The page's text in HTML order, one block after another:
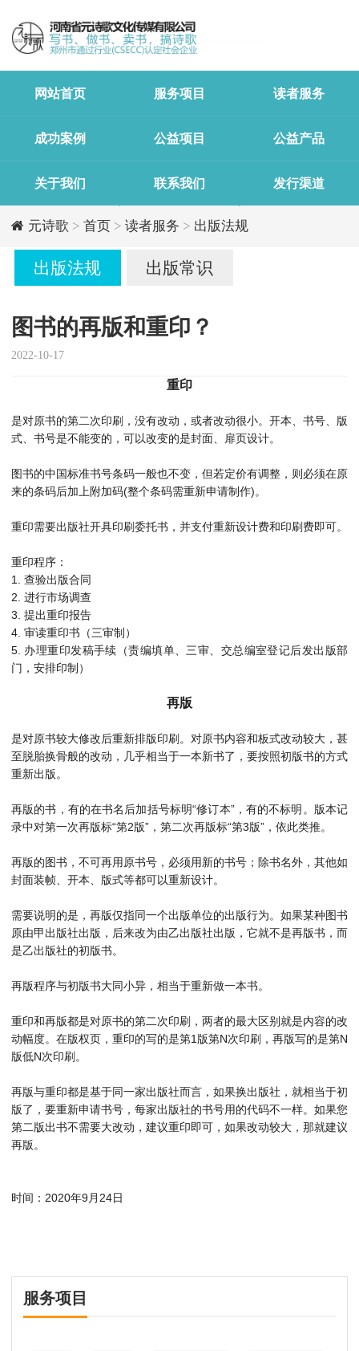
网站首页 服务项目 读者服务
成功案例 公益项目 公益产品
关于我们 联系我们 发行渠道
元诗歌 > 首页 > 读者服务 > 出版法规
出版法规 出版常识
图书的再版和重印？
2022-10-17
重印
是对原书的第二次印刷，没有改动，或者改动很小。开本、书号、版
式、书号是不能变的，可以改变的是封面、扉页设计。
图书的中国标准书号条码一般也不变，但若定价有调整，则必须在原
来的条码后加上附加码(整个条码需重新申请制作)。
重印需要出版社开具印刷委托书，并支付重新设计费和印刷费即可。
重印程序：
1. 查验出版合同
2. 进行市场调查
3. 提出重印报告
4. 审读重印书（三审制）
5. 办理重印发稿手续（责编填单、三审、交总编室登记后发出版部
门，安排印制）
再版
是对原书较大修改后重新排版印刷。对原书内容和板式改动较大，甚
至脱胎换骨般的改动，几乎相当于一本新书了，要按照初版书的方式
重新出版。
再版的书，有的在书名后加括号标明“修订本”，有的不标明。版本记
录中对第一次再版标“第2版”，第二次再版标“第3版”，依此类推。
再版的图书，不可再用原书号，必须用新的书号；除书名外，其他如
封面装帧、开本、版式等都可以重新设计。
需要说明的是，再版仅指同一个出版单位的出版行为。如果某种图书
原由甲出版社出版，后来改为由乙出版社出版，它就不是再版书，而
是乙出版社的初版书。
再版程序与初版书大同小异，相当于重新做一本书。
重印和再版都是对原书的第二次印刷，两者的最大区别就是内容的改
动幅度。在版权页，重印的写的是第1版第N次印刷，再版写的是第N
版低N次印刷。
再版与重印都是基于同一家出版社而言，如果换出版社，就相当于初
版了，要重新申请书号，每家出版社的书号用的代码不一样。如果您
第二版出书不需要大改动，建议重印即可，如果改动较大，那就建议
再版。
时间：2020年9月24日
服务项目